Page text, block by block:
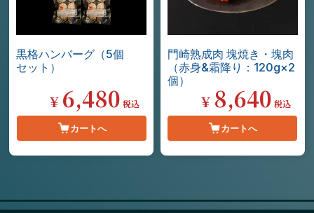
黒格ハンバーグ（5個
セット）
¥ 6,480 税込
カートへ
門崎熟成肉 塊焼き・塊肉
（赤身&霜降り：120g×2
個）
¥ 8,640 税込
カートへ